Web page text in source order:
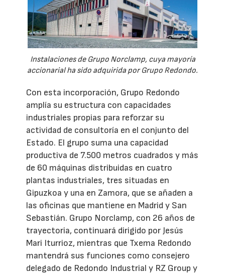
Instalaciones de Grupo Norclamp, cuya mayoría
accionarial ha sido adquirida por Grupo Redondo.
Con esta incorporación, Grupo Redondo
amplía su estructura con capacidades
industriales propias para reforzar su
actividad de consultoría en el conjunto del
Estado. El grupo suma una capacidad
productiva de 7.500 metros cuadrados y más
de 60 máquinas distribuidas en cuatro
plantas industriales, tres situadas en
Gipuzkoa y una en Zamora, que se añaden a
las oficinas que mantiene en Madrid y San
Sebastián. Grupo Norclamp, con 26 años de
trayectoria, continuará dirigido por Jesús
Mari Iturrioz, mientras que Txema Redondo
mantendrá sus funciones como consejero
delegado de Redondo Industrial y RZ Group y